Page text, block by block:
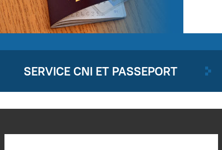
SERVICE CNI ET PASSEPORT